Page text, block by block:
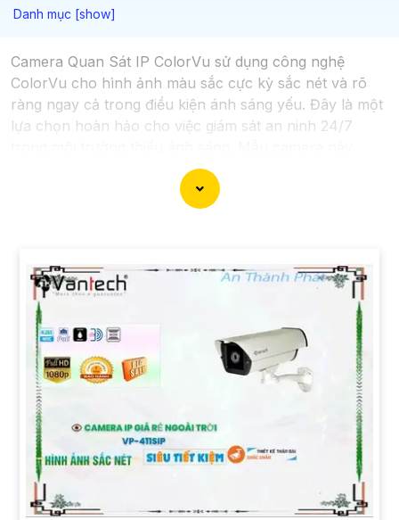
Camera Quan Sát IP ColorVu sử dụng công nghệ
ColorVu cho hình ảnh màu sắc cực kỳ sắc nét và rõ
ràng ngay cả trong điều kiện ánh sáng yếu. Đây là một
lựa chọn hoàn hảo cho việc giám sát an ninh 24/7
được thiết kế hiện đại, dễ lắp đặt và cài đặt, phù hợp
với nhiều không gian như văn phòng, cửa hàng, gia
đình, hay nhà kho. Camera Quan Sát IP ColorVu cung
lúc mọi nơi thông qua ứng dụng di động.